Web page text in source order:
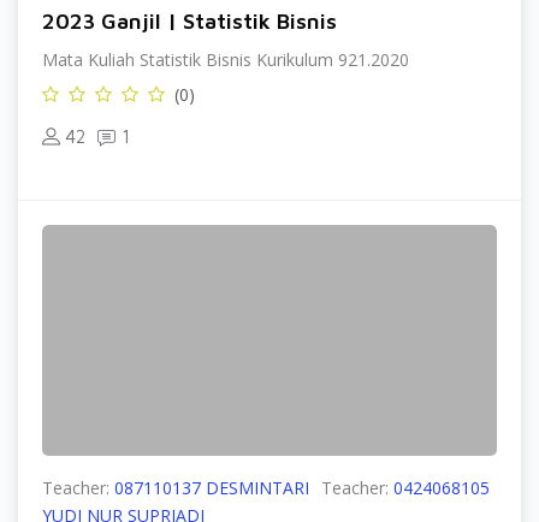
2023 Ganjil | Statistik Bisnis
Mata Kuliah Statistik Bisnis Kurikulum 921.2020
(0)
42 1
Teacher: 087110137 DESMINTARI Teacher: 0424068105
YUDI NUR SUPRIADI